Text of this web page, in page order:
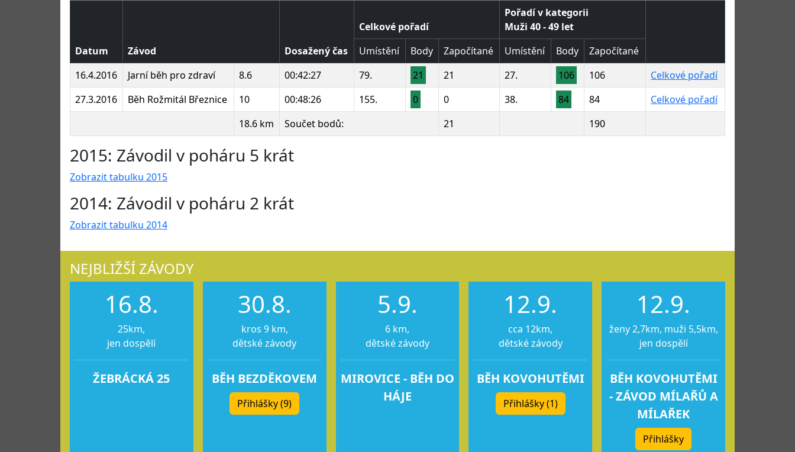
Datum Závod Dosažený čas
Celkové pořadí
Pořadí v kategorii
Muži 40 - 49 let
Umístění
Body Započítané Umístění Body
Započítané
16.4.2016
Jarní běh pro zdraví 8.6 00:42:27 79. 21 21 27. 106 106
Celkové pořadí
27.3.2016
Běh Rožmitál Březnice 10 00:48:26 155. 0 0 38. 84 84
Celkové pořadí
18.6 km
Součet bodů: 21 190
2015: Závodil v poháru 5 krát
Zobrazit tabulku 2015
2014: Závodil v poháru 2 krát
Zobrazit tabulku 2014
NEJBLIŽŠÍ ZÁVODY
16.8.
25km,
jen dospělí
ŽEBRÁCKÁ 25
30.8.
kros 9 km,
dětské závody
BĚH BEZDĚKOVEM
Přihlášky (9)
5.9.
6 km,
dětské závody
MIROVICE - BĚH DO
HÁJE
12.9.
cca 12km,
dětské závody
BĚH KOVOHUTĚMI
Přihlášky (1)
12.9.
ženy 2,7km, muži 5,5km,
jen dospělí
BĚH KOVOHUTĚMI
- ZÁVOD MÍLAŘŮ A
MÍLAŘEK
Přihlášky